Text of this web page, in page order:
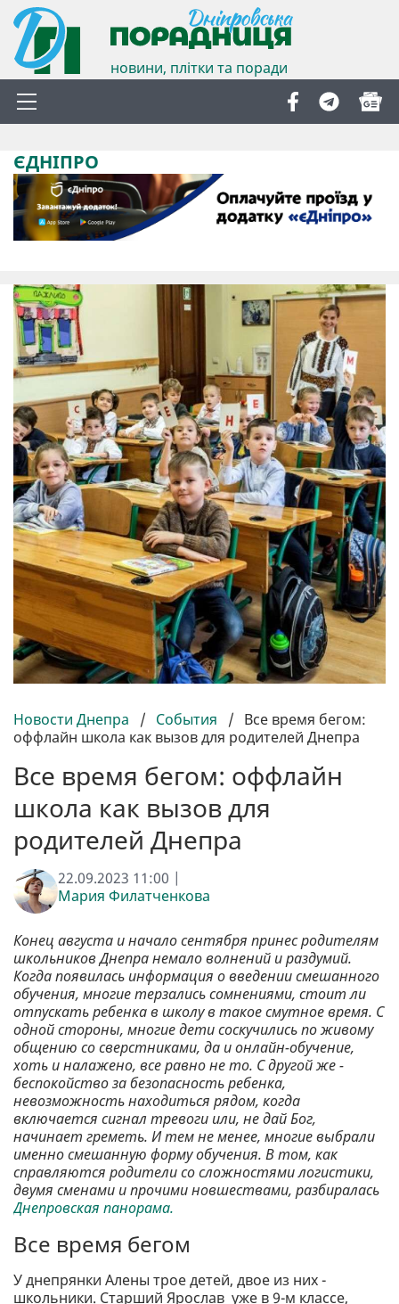
новини, плітки та поради
ЄДНІПРО
Новости Днепра / События / Все время бегом:
оффлайн школа как вызов для родителей Днепра
Все время бегом: оффлайн
школа как вызов для
родителей Днепра
22.09.2023 11:00 |
Мария Филатченкова
Конец августа и начало сентября принес родителям
школьников Днепра немало волнений и раздумий.
Когда появилась информация о введении смешанного
обучения, многие терзались сомнениями, стоит ли
отпускать ребенка в школу в такое смутное время. С
одной стороны, многие дети соскучились по живому
общению со сверстниками, да и онлайн-обучение,
хоть и налажено, все равно не то. С другой же -
беспокойство за безопасность ребенка,
невозможность находиться рядом, когда
включается сигнал тревоги или, не дай Бог,
начинает греметь. И тем не менее, многие выбрали
именно смешанную форму обучения. В том, как
справляются родители со сложностями логистики,
двумя сменами и прочими новшествами, разбиралась
Днепровская панорама.
Все время бегом
У днепрянки Алены трое детей, двое из них -
школьники. Старший Ярослав уже в 9-м классе,